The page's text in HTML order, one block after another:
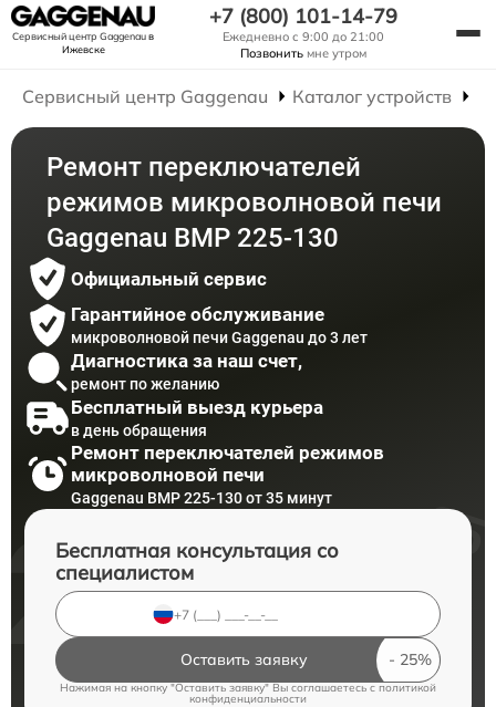
Сервисный центр Gaggenauв
Ижевске
+7 (800) 101-14-79
Ежедневно с 9:00 до 21:00
Позвонить мне утром
Сервисный центр Gaggenau Каталог устройств
Ремонт переключателей
режимов микроволновой печи
Gaggenau BMP 225-130
Официальный сервис
Гарантийное обслуживание
микроволновой печи Gaggenau до 3 лет
Диагностика за наш счет,
ремонт по желанию
Бесплатный выезд курьера
в день обращения
Ремонт переключателей режимов
микроволновой печи
Gaggenau BMP 225-130 от 35 минут
Бесплатная консультация со
специалистом
Оставить заявку
Нажимая на кнопку "Оставить заявку" Вы соглашаетесь cполитикой
конфиденциальности